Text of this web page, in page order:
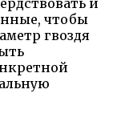
и
чтобы
гвоздя